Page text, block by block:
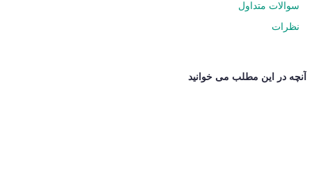
سوالات متداول
نظرات
آنچه در این مطلب می خوانید